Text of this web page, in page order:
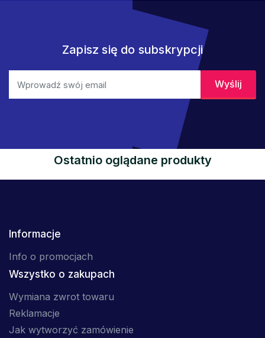
Zapisz się do subskrypcji
Ostatnio oglądane produkty
Informacje
Info o promocjach
Wszystko o zakupach
Wymiana zwrot towaru
Reklamacje
Jak wytworzyć zamówienie